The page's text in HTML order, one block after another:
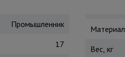
Промышленник
17
Материал
Вес, кг